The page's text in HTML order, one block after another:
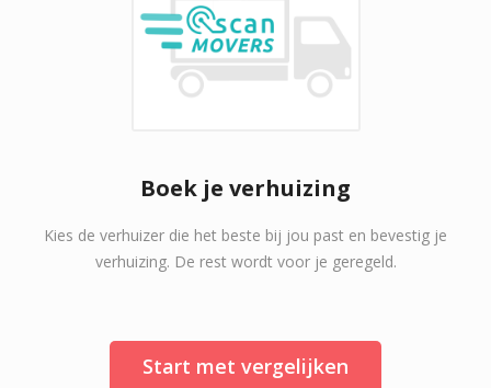
Boek je verhuizing
Kies de verhuizer die het beste bij jou past en bevestig je
verhuizing. De rest wordt voor je geregeld.
Start met vergelijken